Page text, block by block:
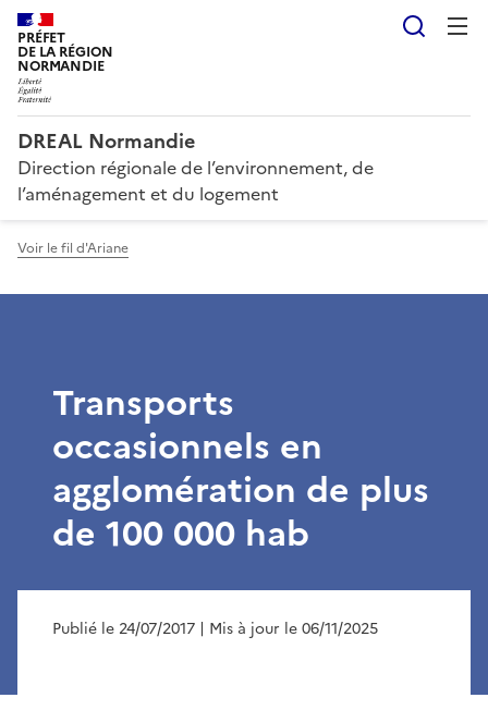
PRÉFET
DE LA RÉGION
NORMANDIE
DREAL Normandie
Direction régionale de l’environnement, de
l’aménagement et du logement
Voir le fil d'Ariane
Transports
occasionnels en
agglomération de plus
de 100 000 hab
Publié le 24/07/2017 | Mis à jour le 06/11/2025